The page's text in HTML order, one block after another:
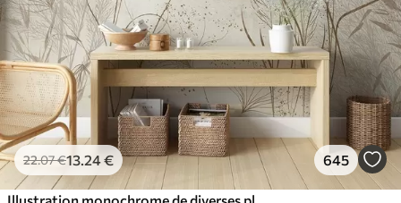
22.07€13 .24€ 645